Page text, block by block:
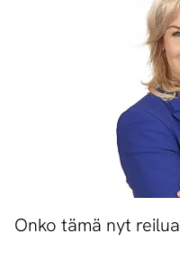
Onko tämä nyt